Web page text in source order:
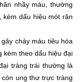
nhầy máu, thường
kèm dấu hiệu mót rặn
chảy máu tiêu hóa
kèm theo dấu hiệu đại
tràng trái thường là
ung thư trực tràng